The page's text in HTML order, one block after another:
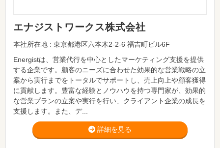
エナジストワークス株式会社
本社所在地 : 東京都港区六本木2-2-6 福吉町ビル6F
Energistは、営業代行を中心としたマーケティング支援を提供
する企業です。顧客のニーズに合わせた効果的な営業戦略の立
案から実行までをトータルでサポートし、売上向上や顧客獲得
に貢献します。豊富な経験とノウハウを持つ専門家が、効果的
な営業プランの立案や実行を行い、クライアント企業の成長を
支援します。また、デ...
詳細を見る